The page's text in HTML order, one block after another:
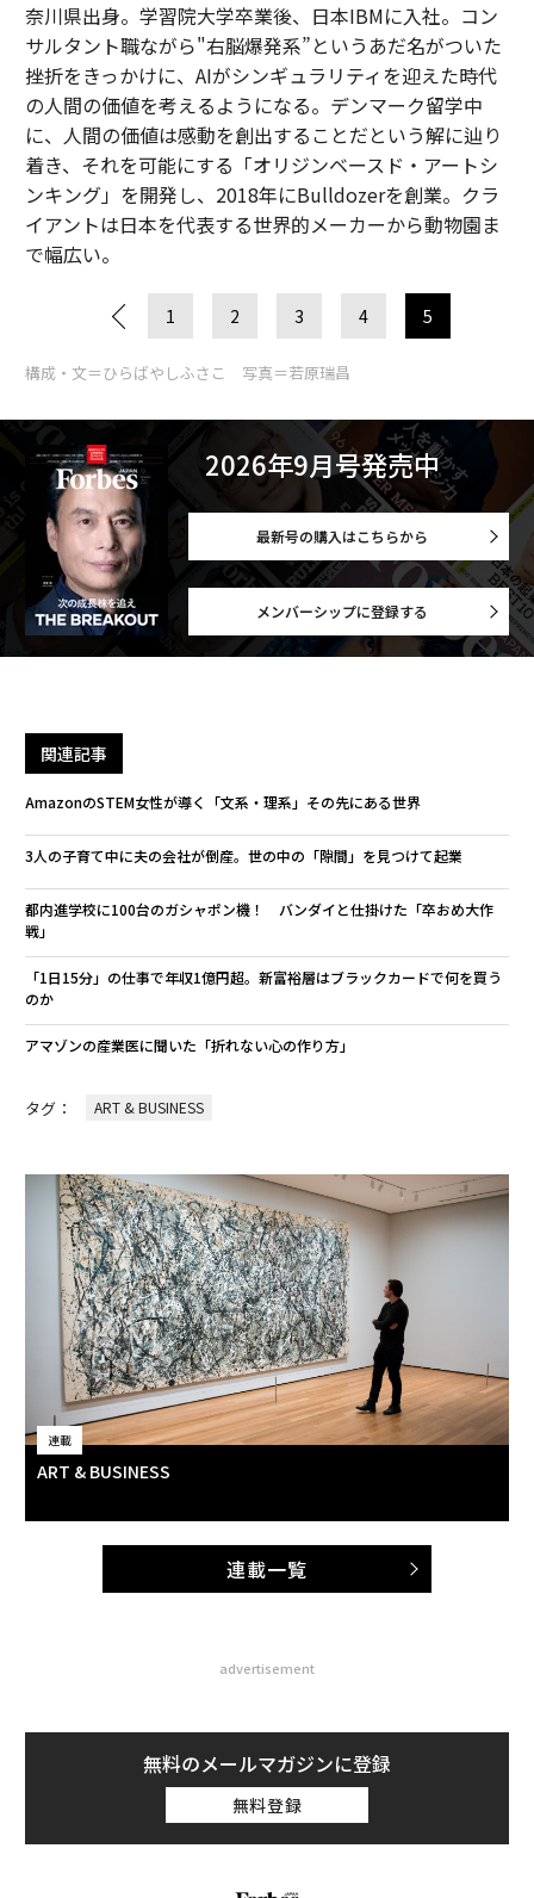
奈川県出身。学習院大学卒業後、日本IBMに入社。コン
サルタント職ながら"右脳爆発系”というあだ名がついた
挫折をきっかけに、AIがシンギュラリティを迎えた時代
の人間の価値を考えるようになる。デンマーク留学中
に、人間の価値は感動を創出することだという解に辿り
着き、それを可能にする「オリジンベースド・アートシ
ンキング」を開発し、2018年にBulldozerを創業。クラ
イアントは日本を代表する世界的メーカーから動物園ま
で幅広い。
1 2 3 4 5
構成・文＝ひらばやしふさこ 写真＝若原瑞昌
2026年9月号発売中
最新号の購入はこちらから
メンバーシップに登録する
関連記事
AmazonのSTEM女性が導く「文系・理系」その先にある世界
3人の子育て中に夫の会社が倒産。世の中の「隙間」を見つけて起業
都内進学校に100台のガシャポン機！ バンダイと仕掛けた「卒おめ大作
戦」
「1日15分」の仕事で年収1億円超。新富裕層はブラックカードで何を買う
のか
アマゾンの産業医に聞いた「折れない心の作り方」
タグ： ART & BUSINESS
連載
ART & BUSINESS
連載一覧
advertisement
無料のメールマガジンに登録
無料登録